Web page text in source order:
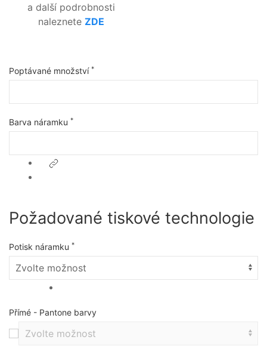
a další podrobnosti
naleznete ZDE
Poptávané množství *
Barva náramku *
Požadované tiskové technologie
Potisk náramku *
Přímé - Pantone barvy